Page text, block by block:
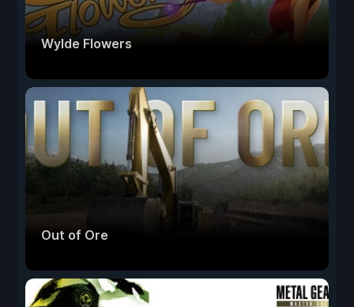
Wylde Flowers
Out of Ore